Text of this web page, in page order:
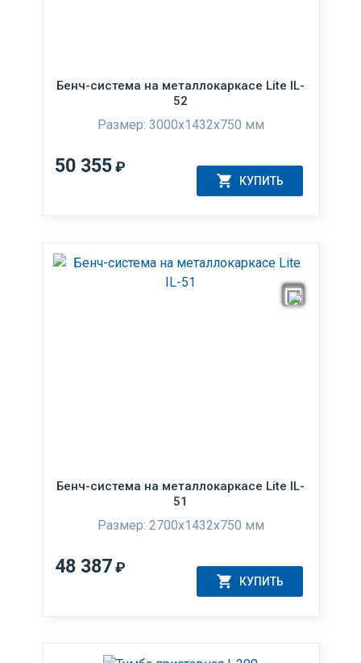
Бенч-система на металлокаркасе Lite IL-
52
Размер: 3000x1432x750 мм
50 355₽
КУПИТЬ
Бенч-система на металлокаркасе Lite IL-
51
Размер: 2700x1432x750 мм
48 387₽
КУПИТЬ